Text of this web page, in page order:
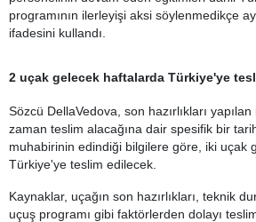
programının ilerleyişi aksi söylenmedikçe
ifadesini kullandı.
2 uçak gelecek haftalarda Türkiye'ye
Sözcü DellaVedova, son hazırlıkları
zaman teslim alacağına dair spesifik bir
muhabirinin edindiği bilgilere göre, iki uçak
Türkiye'ye teslim edilecek.
Kaynaklar, uçağın son hazırlıkları, teknik
uçuş programı gibi faktörlerden dolayı